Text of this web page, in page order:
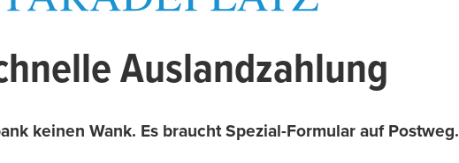
Auslandzahlung
keinen Wank. Es braucht Spezial-Formular auf Postweg.